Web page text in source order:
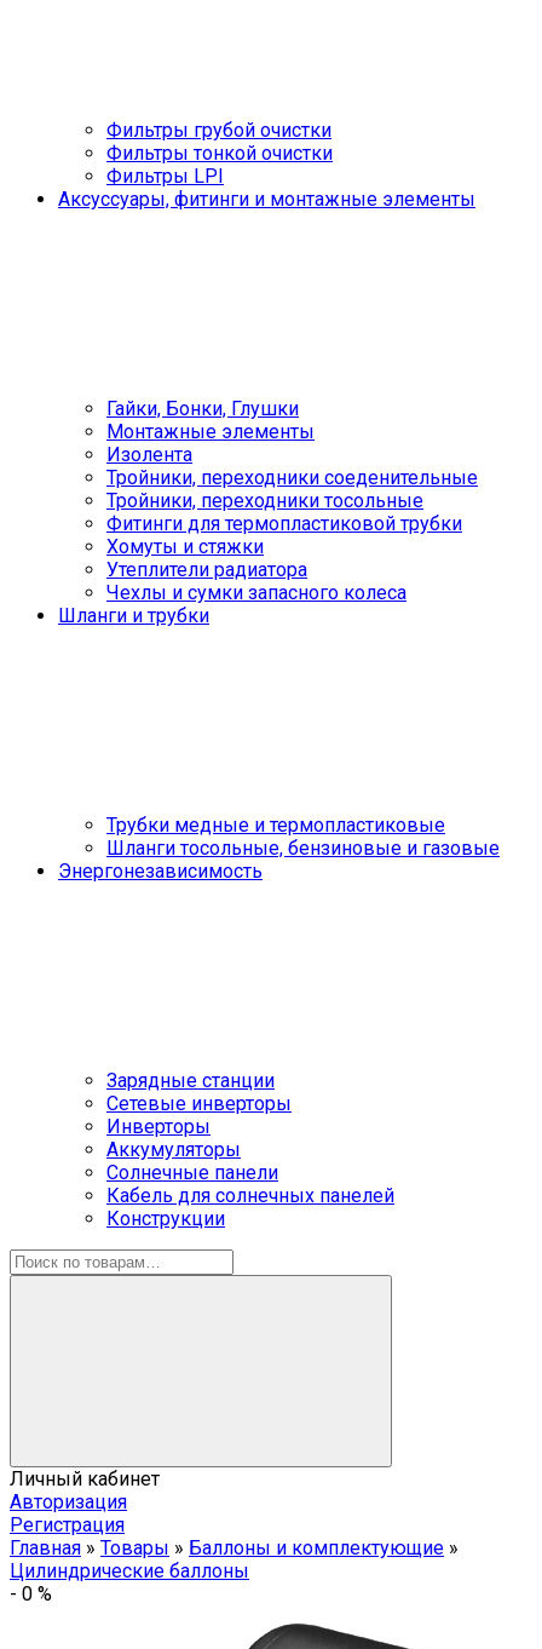
Фильтры грубой очистки
Фильтры тонкой очистки
Фильтры LPI
Аксуссуары, фитинги и монтажные элементы
Гайки, Бонки, Глушки
Монтажные элементы
Изолента
Тройники, переходники соеденительные
Тройники, переходники тосольные
Фитинги для термопластиковой трубки
Хомуты и стяжки
Утеплители радиатора
Чехлы и сумки запасного колеса
Шланги и трубки
Трубки медные и термопластиковые
Шланги тосольные, бензиновые и газовые
Энергонезависимость
Зарядные станции
Сетевые инверторы
Инверторы
Аккумуляторы
Солнечные панели
Кабель для солнечных панелей
Конструкции
Личный кабинет
Авторизация
Регистрация
Главная » Товары » Баллоны и комплектующие »
Цилиндрические баллоны
- 0 %